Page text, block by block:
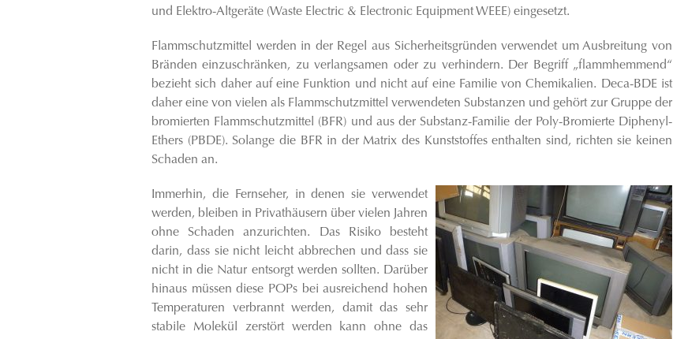
und Elektro-Altgeräte (Waste Electric & Electronic Equipment WEEE) eingesetzt.
Flammschutzmittel werden in der Regel aus Sicherheitsgründen verwendet um Ausbreitung von
Bränden einzuschränken, zu verlangsamen oder zu verhindern. Der Begriff „flammhemmend“
bezieht sich daher auf eine Funktion und nicht auf eine Familie von Chemikalien. Deca-BDE ist
daher eine von vielen als Flammschutzmittel verwendeten Substanzen und gehört zur Gruppe der
bromierten Flammschutzmittel (BFR) und aus der Substanz-Familie der Poly-Bromierte Diphenyl-
Ethers (PBDE). Solange die BFR in der Matrix des Kunststoffes enthalten sind, richten sie keinen
Schaden an.
Immerhin, die Fernseher, in denen sie verwendet
werden, bleiben in Privathäusern über vielen Jahren
ohne Schaden anzurichten. Das Risiko besteht
darin, dass sie nicht leicht abbrechen und dass sie
nicht in die Natur entsorgt werden sollten. Darüber
hinaus müssen diese POPs bei ausreichend hohen
Temperaturen verbrannt werden, damit das sehr
stabile Molekül zerstört werden kann ohne das